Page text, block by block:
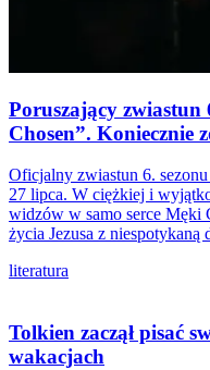
Poruszający zwiastun
Chosen”. Koniecznie
Oficjalny zwiastun 6.
27 lipca. W ciężkiej i
widzów w samo serce Męki
życia Jezusa z niespotykaną
literatura
Tolkien zaczął pisać
wakacjach